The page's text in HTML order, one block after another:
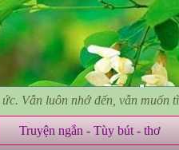
Vẫn luôn nhớ đến, vẫn muốn
Truyện ngắn - Tùy bút - thơ